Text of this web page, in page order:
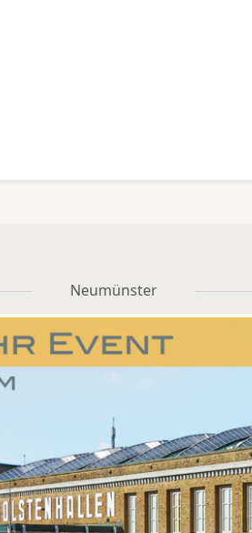
Neumünster